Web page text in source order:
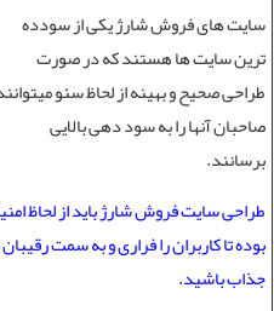
سایت های فروش شارژ یکی از سودده
ترین سایت ها هستند که در صورت
طراحی صحیح و بهینه از لحاظ سئو
صاحبان آنها را به سود دهی بالایی
برسانند.
طراحی سایت فروش شارژ باید از لحاظ
بوده تا کاربران را فراری و به سمت
جذاب باشید.